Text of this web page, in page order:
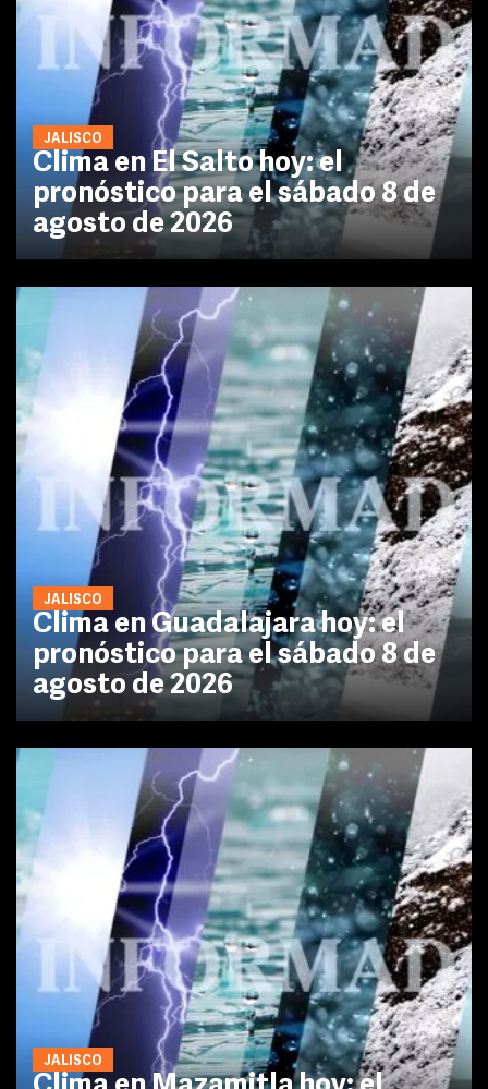
JALISCO
Clima en El Salto hoy: el
pronóstico para el sábado 8 de
agosto de 2026
JALISCO
Clima en Guadalajara hoy: el
pronóstico para el sábado 8 de
agosto de 2026
JALISCO